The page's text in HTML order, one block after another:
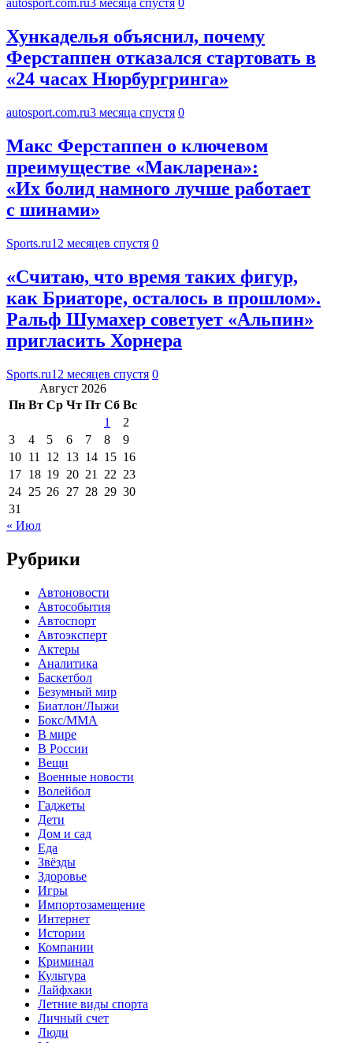
autosport.com.ru3 месяца спустя 0
Хункаделья объяснил, почему
Ферстаппен отказался стартовать в
«24 часах Нюрбургринга»
autosport.com.ru3 месяца спустя 0
Макс Ферстаппен о ключевом
преимуществе «Макларена»:
«Их болид намного лучше работает
с шинами»
Sports.ru12 месяцев спустя 0
«Считаю, что время таких фигур,
как Бриаторе, осталось в прошлом».
Ральф Шумахер советует «Альпин»
пригласить Хорнера
Sports.ru12 месяцев спустя 0
Август 2026
Пн Вт Ср Чт Пт Сб Вс
1
2
3
4 5 6 7 8
9
10 11 12 13 14 15 16
17 18 19 20 21 22 23
24 25 26 27 28 29 30
31
« Июл
Рубрики
Автоновости
Автособытия
Автоспорт
Автоэксперт
Актеры
Аналитика
Баскетбол
Безумный мир
Биатлон/Лыжи
Бокс/MMA
В мире
В России
Вещи
Военные новости
Волейбол
Гаджеты
Дети
Дом и сад
Еда
Звёзды
Здоровье
Игры
Импортозамещение
Интернет
Истории
Компании
Криминал
Культура
Лайфхаки
Летние виды спорта
Личный счет
Люди